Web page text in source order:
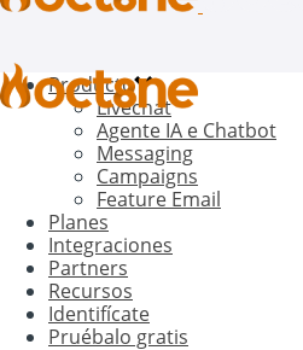
Producto
Livechat
Agente IA e Chatbot
Messaging
Campaigns
Feature Email
Planes
Integraciones
Partners
Recursos
Identifícate
Pruébalo gratis